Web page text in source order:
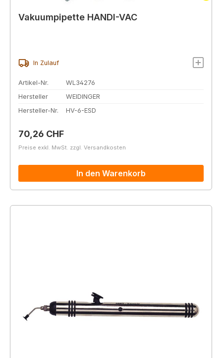
Vakuumpipette HANDI-VAC
In Zulauf
Artikel-Nr.
WL34276
Hersteller
WEIDINGER
Hersteller-Nr.
HV-6-ESD
Regulärer Preis:
70,26 CHF
Preise exkl. MwSt. zzgl. Versandkosten
In den Warenkorb